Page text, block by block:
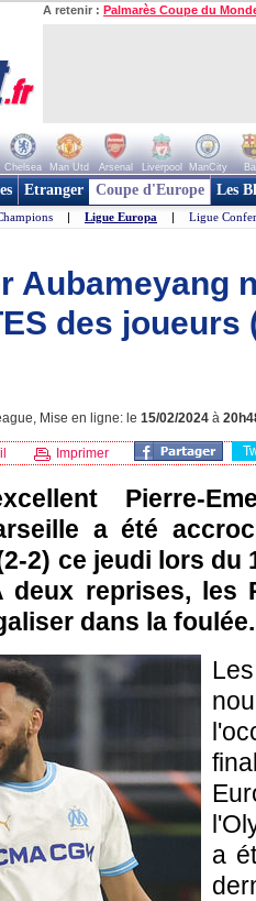
A retenir : Palmarès Coupe du
Chelsea Man Utd Arsenal Liverpool ManCity
Etranger Coupe d'Europe Les
| Ligue Europa | Ligue
Aubameyang
des joueurs
Mise en ligne: le 15/02/2024 à
Imprimer
Pierre-
a été
2) ce jeudi lors du
deux reprises, les
dans la
a